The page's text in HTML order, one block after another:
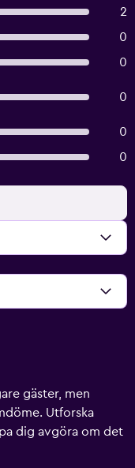
2
0
0
0
0
0
gäster, men
Utforska
dig avgöra om det